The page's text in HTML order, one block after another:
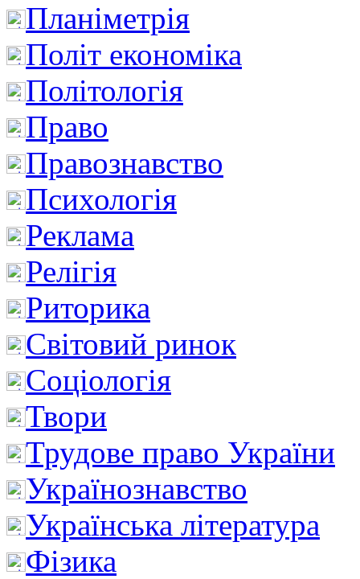
Планіметрія
Політ економіка
Політологія
Право
Правознавство
Психологія
Реклама
Релігія
Риторика
Світовий ринок
Соціологія
Твори
Трудове право України
Українознавство
Українська література
Фізика